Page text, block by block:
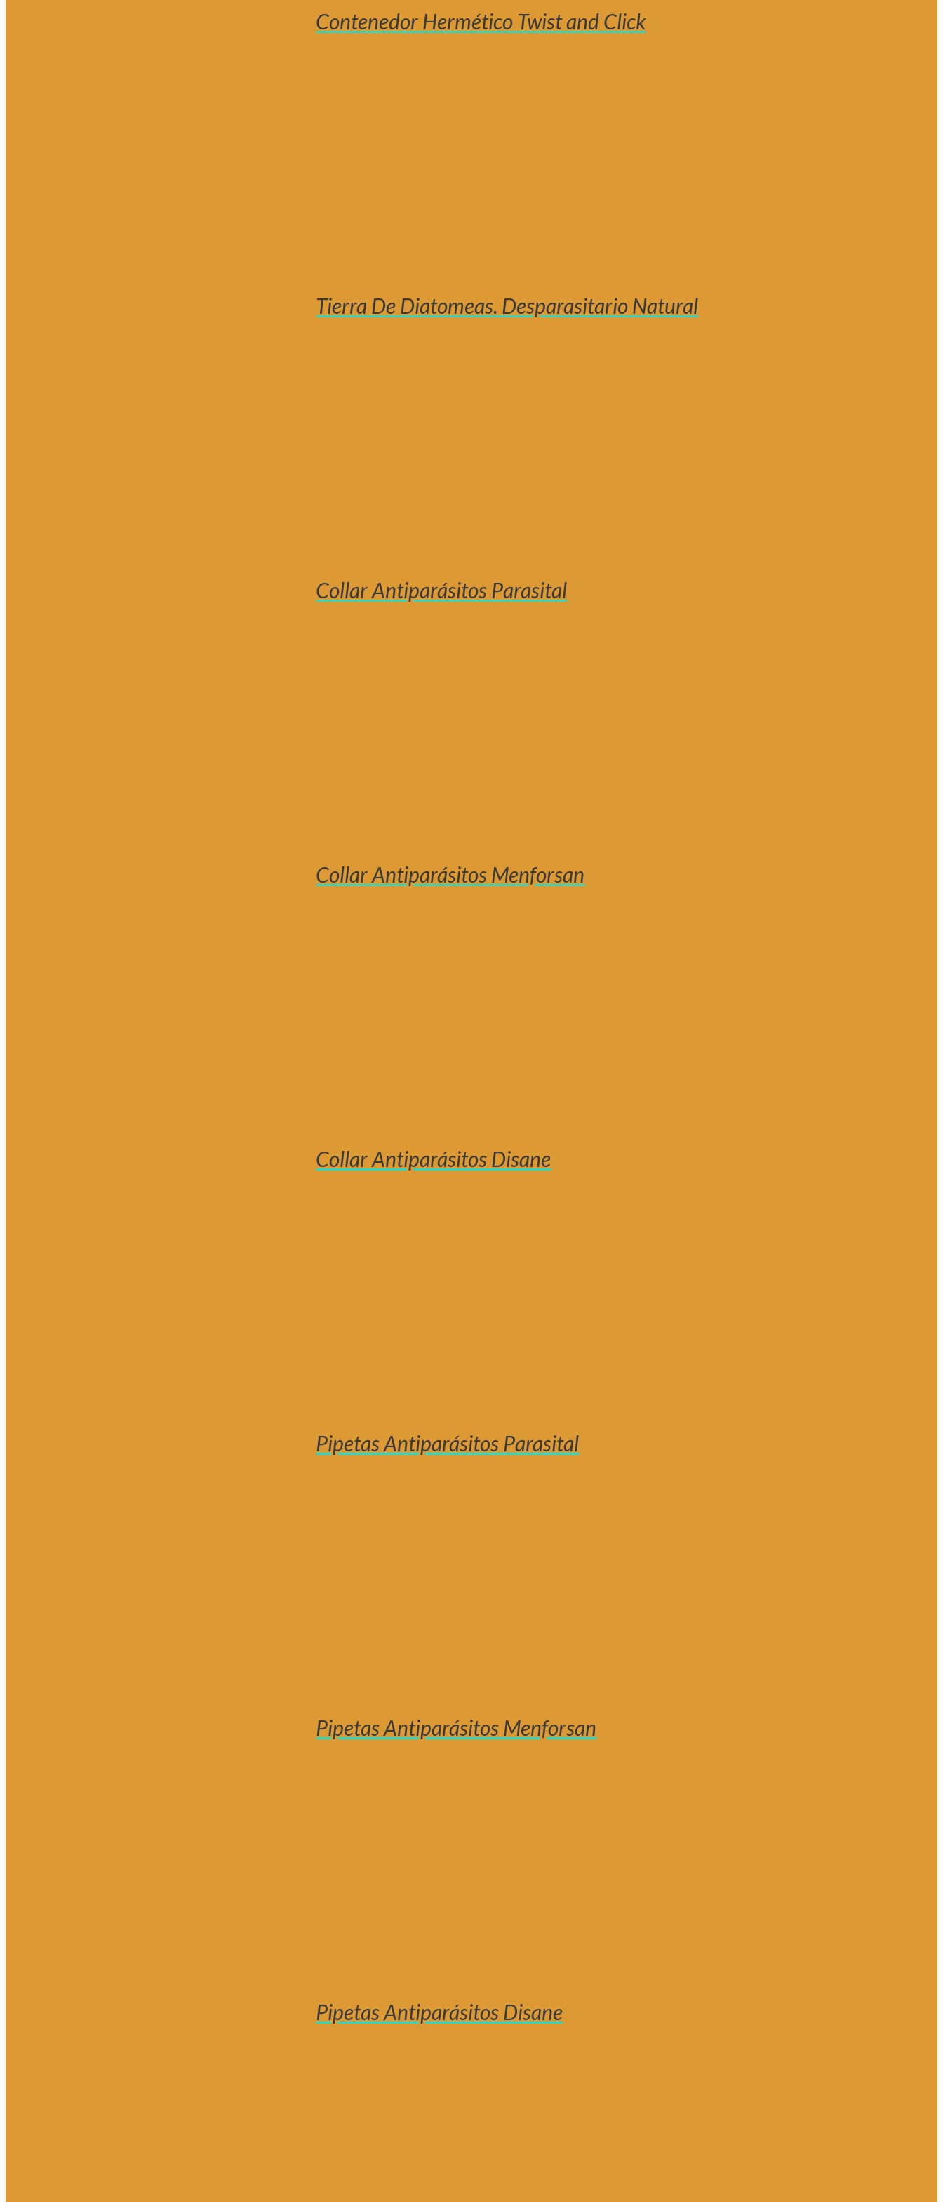
Contenedor Hermético Twist and Click
Tierra De Diatomeas. Desparasitario Natural
Collar Antiparásitos Parasital
Collar Antiparásitos Menforsan
Collar Antiparásitos Disane
Pipetas Antiparásitos Parasital
Pipetas Antiparásitos Menforsan
Pipetas Antiparásitos Disane